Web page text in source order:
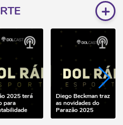
+
2025 terá
para
Diego Beckman traz
as novidades do
Parazão 2025